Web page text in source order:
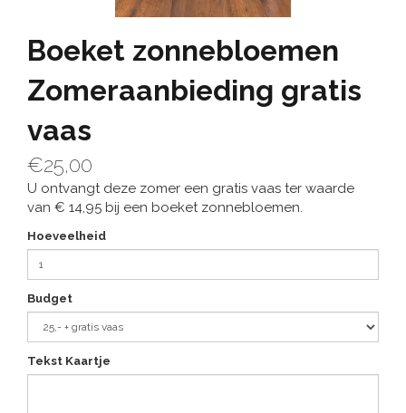
Boeket zonnebloemen
Zomeraanbieding gratis
vaas
€25,00
U ontvangt deze zomer een gratis vaas ter waarde
van € 14,95 bij een boeket zonnebloemen.
Hoeveelheid
Budget
Tekst Kaartje